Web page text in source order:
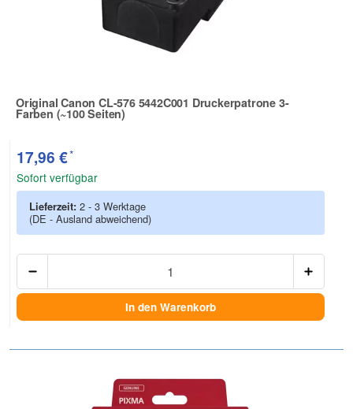
Original Canon CL-576 5442C001 Druckerpatrone 3-
Farben (~100 Seiten)
Zur Artikelbewertung
17,96 €*
Sofort verfügbar
Lieferzeit: 2 - 3 Werktage
(DE - Ausland abweichend)
In den Warenkorb